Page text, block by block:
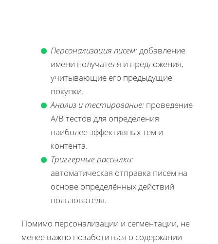
Персонализация писем:добавление
имени получателя и предложения,
учитывающие его предыдущие
покупки.
Анализ и тестирование: проведение
A/B тестов для определения
наиболее эффективных тем и
контента.
Триггерные рассылки:
автоматическая отправка писем на
основе определённых действий
пользователя.
Помимо персонализации и сегментации, не
менее важно позаботиться о содержании